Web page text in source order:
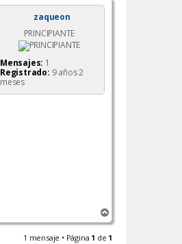
zaqueon
PRINCIPIANTE
Mensajes: 1
Registrado: 9 años 2
meses
r
r
1 mensaje • Página 1 de 1